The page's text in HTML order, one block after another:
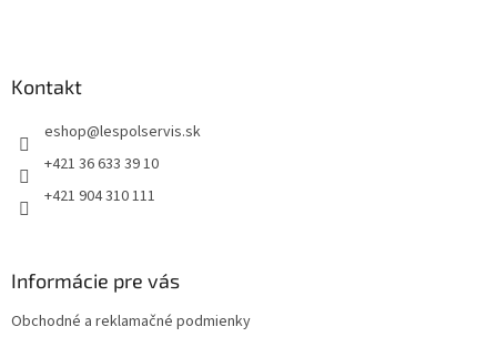
Kontakt
eshop@lespolservis.sk
+421 36 633 39 10
+421 904 310 111
Informácie pre vás
Obchodné a reklamačné podmienky